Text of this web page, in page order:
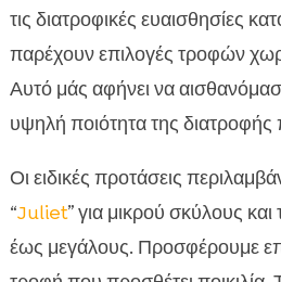
τις διατροφικές ευαισθησίες
παρέχουν επιλογές τροφών
Αυτό μάς αφήνει να
υψηλή ποιότητα της
Οι ειδικές προτάσεις
“Juliet” για μικρού σκύλους και
έως μεγάλους. Προσφέρουμε